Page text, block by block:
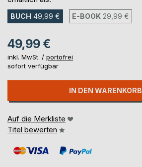
BUCH 49,99 € E-BOOK 29,99 €
49,99 €
inkl. MwSt. / portofrei
sofort verfügbar
IN DEN WARENKORB
Auf die Merkliste
Titel bewerten